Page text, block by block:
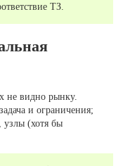
ТЗ.
не видно рынку.
и ограничения;
узлы (хотя бы